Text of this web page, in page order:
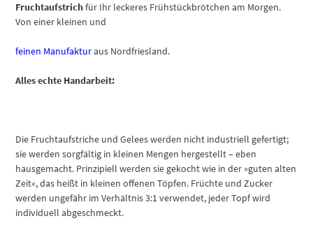
Fruchtaufstrichfür Ihr leckeres Frühstückbrötchen am Morgen.
Von einer kleinen und
feinen Manufakturaus Nordfriesland.
Alles echte Handarbeit:
Die Fruchtaufstriche und Gelees werden nicht industriell gefertigt;
sie werden sorgfältig in kleinen Mengen hergestellt – eben
hausgemacht. Prinzipiell werden sie gekocht wie in der »guten alten
Zeit«, das heißt in kleinen offenen Töpfen. Früchte und Zucker
werden ungefähr im Verhältnis 3:1 verwendet, jeder Topf wird
individuell abgeschmeckt.